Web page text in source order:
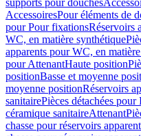
supports pour douches
AccessoiresPour éléments de
pour Pour fixationsRéservoirs
WC, en matière synthétique
apparents pour WC, en
pour AttenantHaute position
positionBasse et moyenne
moyenne positionRéservoirs
sanitairePièces détachées
céramique sanitaireAttenant
chasse pour réservoirs